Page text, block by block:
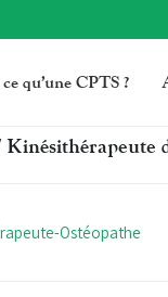
ce qu’une CPTS ?
Ostéopathe